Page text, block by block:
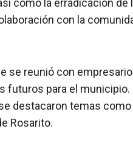
con la
se reunió con
futuros para el
destacaron temas
Rosarito.